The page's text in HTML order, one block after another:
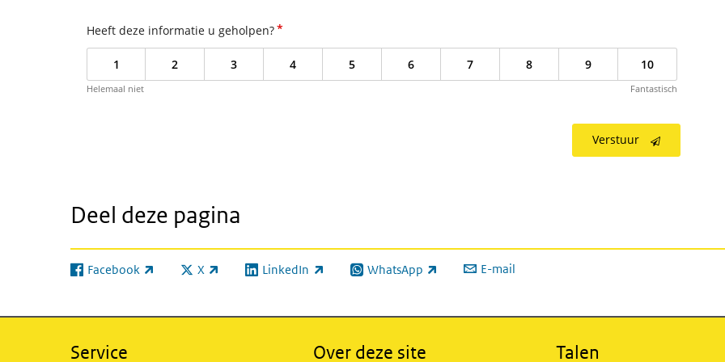
Heeft deze informatie u geholpen?*
1 2 3 4 5 6 7 8 9 10
Helemaal niet Fantastisch
Verstuur
Deel deze pagina
Facebook
(externe link) X
(externe link) LinkedIn
(externe link) WhatsApp
(externe link) E-mail
Service Over deze site Talen